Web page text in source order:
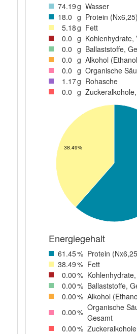
74.19g Wasser
18.0 g Protein (Nx6,25)
5.18g Fett
0.0 g Kohlenhydrate,
0.0 g Ballaststoffe,
0.0 g Alkohol
0.0 g Organische
1 .17g Rohasche
0.0 g
38.49%
Energiegehalt
61 .45% Protein
38.49% Fett
0.00%
0.00% Ballaststoffe,
0.00% Alkohol
0.00% Organische
Gesamt
0.00%